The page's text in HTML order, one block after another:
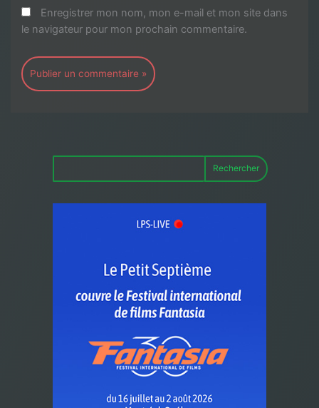
Enregistrer mon nom, mon e-mail et mon site dans
le navigateur pour mon prochain commentaire.
Rechercher